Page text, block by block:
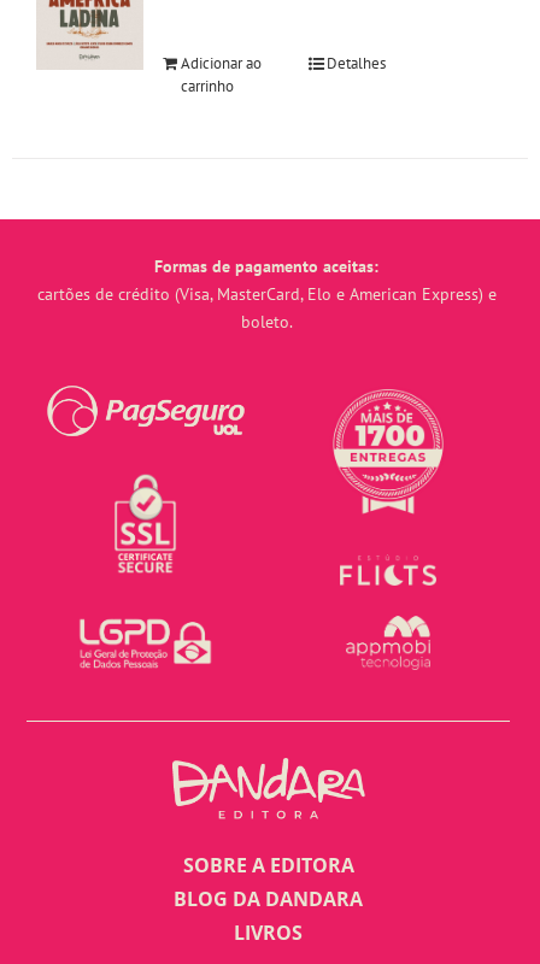
Adicionar ao
carrinho
Detalhes
Formas de pagamento aceitas:
cartões de crédito (Visa, MasterCard, Elo e American Express) e
boleto.
SOBRE A EDITORA
BLOG DA DANDARA
LIVROS